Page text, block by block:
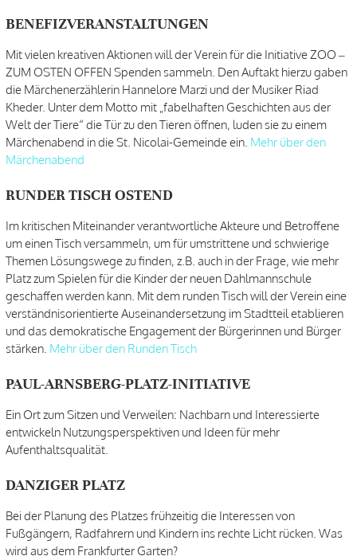
BENEFIZVERANSTALTUNGEN
Mit vielen kreativen Aktionen will der Verein für die Initiative ZOO –
ZUM OSTEN OFFEN Spenden sammeln. Den Auftakt hierzu gaben
die Märchenerzählerin Hannelore Marzi und der Musiker Riad
Kheder. Unter dem Motto mit „fabelhaften Geschichten aus der
Welt der Tiere“ die Tür zu den Tieren öffnen, luden sie zu einem
Märchenabend in die St. Nicolai-Gemeinde ein. Mehr über den
Märchenabend
RUNDER TISCH OSTEND
Im kritischen Miteinander verantwortliche Akteure und Betroffene
um einen Tisch versammeln, um für umstrittene und schwierige
Themen Lösungswege zu finden, z.B. auch in der Frage, wie mehr
Platz zum Spielen für die Kinder der neuen Dahlmannschule
geschaffen werden kann. Mit dem runden Tisch will der Verein eine
verständnisorientierte Auseinandersetzung im Stadtteil etablieren
und das demokratische Engagement der Bürgerinnen und Bürger
stärken. Mehr über den Runden Tisch
PAUL-ARNSBERG-PLATZ-INITIATIVE
Ein Ort zum Sitzen und Verweilen: Nachbarn und Interessierte
entwickeln Nutzungsperspektiven und Ideen für mehr
Aufenthaltsqualität.
DANZIGER PLATZ
Bei der Planung des Platzes frühzeitig die Interessen von
Fußgängern, Radfahrern und Kindern ins rechte Licht rücken. Was
wird aus dem Frankfurter Garten?